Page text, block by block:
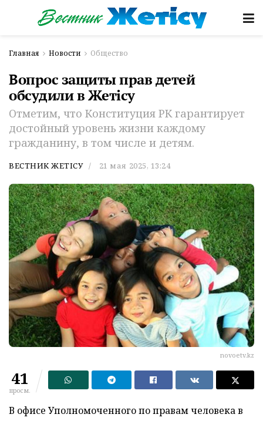
Главная Новости Общество
Вопрос защиты прав детей
обсудили в Жетісу
Отметим, что Конституция РК гарантирует
достойный уровень жизни каждому
гражданину, в том числе и детям.
ВЕСТНИК ЖЕТІСУ 21 мая 2025, 13:24
novoetv.kz
41
просм.
В офисе Уполномоченного по правам человека в